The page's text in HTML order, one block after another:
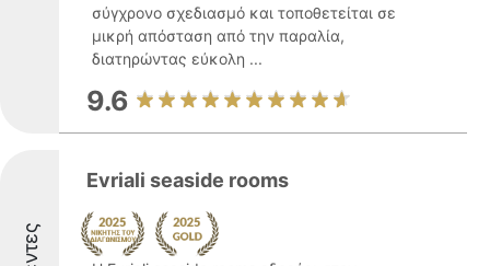
σύγχρονο σχεδιασμό και τοποθετείται σε
μικρή απόσταση από την παραλία,
διατηρώντας εύκολη ...
9.6
Evriali seaside rooms